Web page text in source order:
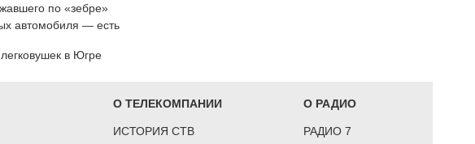
по «зебре»
автомобиля — есть
в Югре
О ТЕЛЕКОМПАНИИ
ИСТОРИЯ СТВ
О РАДИО
РАДИО 7